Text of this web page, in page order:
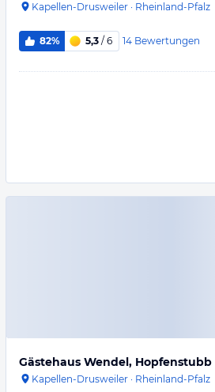
Kapellen-Drusweiler · Rheinland-Pfalz
82% 5,3 / 6 14 Bewertungen
Gästehaus Wendel, Hopfenstubb
Kapellen-Drusweiler · Rheinland-Pfalz